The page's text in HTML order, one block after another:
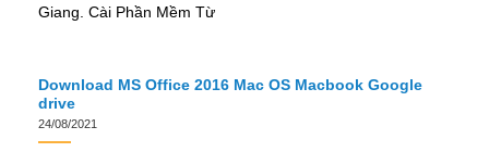
Giang. Cài Phần Mềm Từ
Download MS Office 2016 Mac OS Macbook Google
drive
24/08/2021